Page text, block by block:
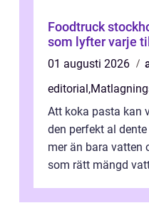
Foodtruck stockholm krogmat
som lyfter varje
01 augusti 2026
editorial,
Att koka pasta kan
den perfekt al
mer än bara vatten
som rätt mängd